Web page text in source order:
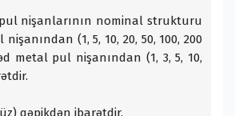
nişanlarının nominal strukturu
(1, 5, 10, 20, 50, 100, 200
metal pul nişanından (1, 3, 5, 10,
qəpikdən ibarətdir.